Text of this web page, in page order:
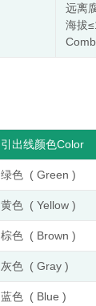
远离
海拔
引出线颜色Color
绿色 ( Green )
黄色 ( Yellow )
棕色 ( Brown )
灰色 ( Gray )
蓝色 ( Blue )